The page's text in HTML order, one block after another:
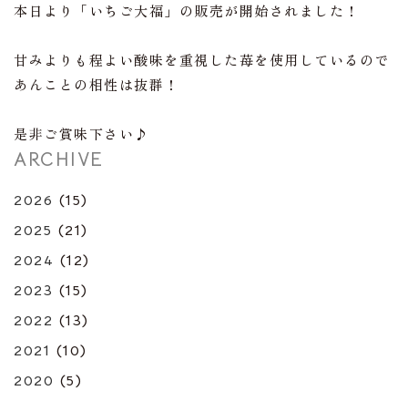
本日より「いちご大福」の販売が開始されました！
甘みよりも程よい酸味を重視した苺を使用しているので
あんことの相性は抜群！
是非ご賞味下さい♪
ARCHIVE
2026 (15)
2025 (21)
2024 (12)
2023 (15)
2022 (13)
2021 (10)
2020 (5)